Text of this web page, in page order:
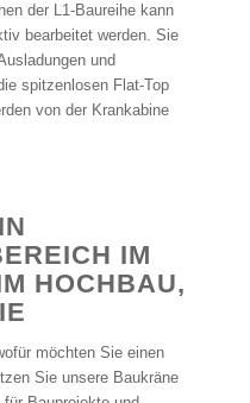
der L1-Baureihe kann
bearbeitet werden. Sie
und
spitzenlosen Flat-Top
von der Krankabine
IM
HOCHBAU,
möchten Sie einen
Sie unsere Baukräne